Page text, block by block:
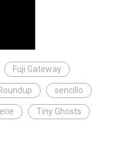
Fuji Gateway
sencillo
Tiny Ghosts